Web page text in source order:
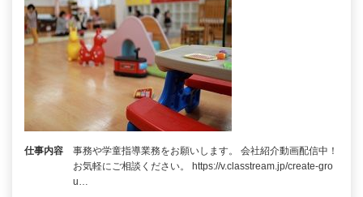
仕事内容
事務や学童指導業務をお願いします。 会社紹介動画配信中！
お気軽にご相談ください。 https://v.classtream.jp/create-gro
u…